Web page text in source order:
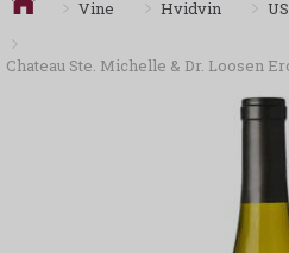
Vine Hvidvin
Chateau Ste. Michelle & Dr. Loosen